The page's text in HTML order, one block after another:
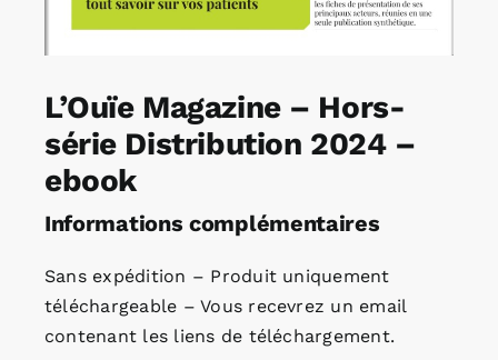
L’Ouïe Magazine – Hors-
série Distribution 2024 –
ebook
Informations complémentaires
Sans expédition – Produit uniquement
téléchargeable – Vous recevrez un email
contenant les liens de téléchargement.